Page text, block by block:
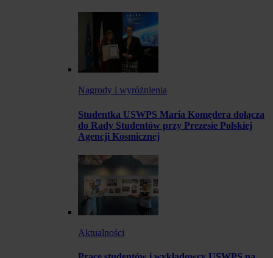
Nagrody i wyróżnienia
Studentka USWPS Maria Komędera dołącza
do Rady Studentów przy Prezesie Polskiej
Agencji Kosmicznej
Aktualności